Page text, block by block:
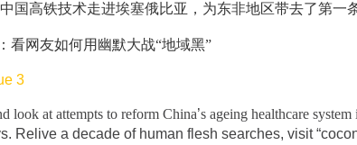
中国高铁技术走进埃塞俄比亚，为东非地区带去了第一
看网友如何用幽默大战“地域黑”
3
look at attempts to reform China’s ageing healthcare
Relive a decade of human flesh searches, visit